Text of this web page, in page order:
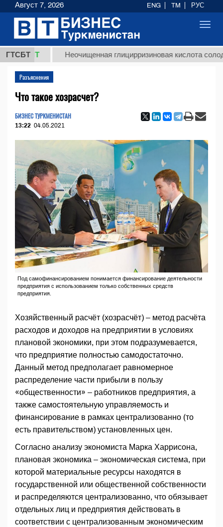
ГТСБТ Неочищенная глицирризиновая кислота
Разъяснения
Что такое хозрасчет?
БИЗНЕС ТУРКМЕНИСТАН
13:22 04.05.2021
Под самофинансированием понимается финансирование деятельности
предприятия с использованием только собственных средств
предприятия.
Хозяйственный расчёт (хозрасчёт) – метод расчёта
расходов и доходов на предприятии в условиях
плановой экономики, при этом подразумевается,
что предприятие полностью самодостаточно.
Данный метод предполагает равномерное
распределение части прибыли в пользу
«общественности» – работников предприятия, а
также самостоятельную управляемость и
финансирование в рамках централизованно (то
есть правительством) установленных цен.
Согласно анализу экономиста Марка Харрисона,
плановая экономика – экономическая система, при
которой материальные ресурсы находятся в
государственной или общественной собственности
и распределяются централизованно, что обязывает
отдельных лиц и предприятия действовать в
соответствии с централизованным экономическим
Август 7, 2026 ENG TM РУС